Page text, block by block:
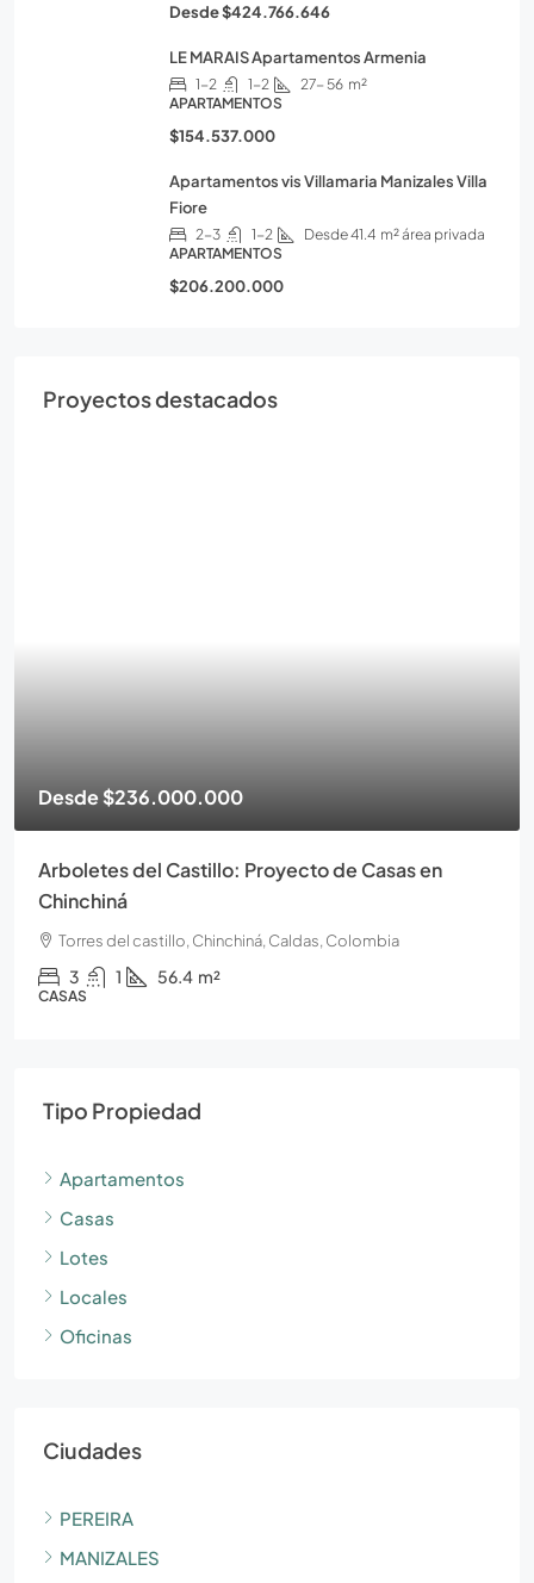
Desde$424.766.646
LE MARAIS Apartamentos Armenia
1-2 1-2 27- 56 m²
APARTAMENTOS
$154.537.000
Apartamentos vis Villamaria Manizales Villa
Fiore
2-3 1-2 Desde 41.4 m² área privada
APARTAMENTOS
$206.200.000
Proyectos destacados
Desde$236.000.000
Arboletes del Castillo: Proyecto de Casas en
Chinchiná
Torres del castillo, Chinchiná, Caldas, Colombia
3 1 56.4 m²
CASAS
Tipo Propiedad
Apartamentos
Casas
Lotes
Locales
Oficinas
Ciudades
PEREIRA
MANIZALES